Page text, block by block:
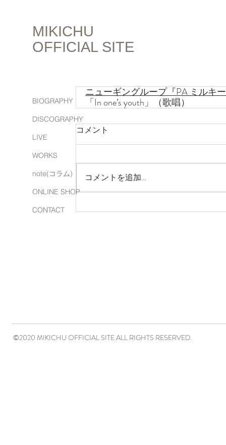
BIOGRAPHY
DISCOGRAPHY
LIVE
WORKS
note(コラム)
ONLINE SHOP
CONTACT
MIKICHU
OFFICIAL SITE
ニューギングループ『PA ミルキ
「In one’s youth」（歌唱）
コメント
コメントを追加…
©2020 MIKICHU OFFICIAL SITE ALL RIGHTS RESERVED.